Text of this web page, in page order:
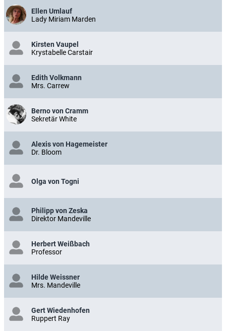
Ellen Umlauf
Lady Miriam Marden
Kirsten Vaupel
Krystabelle Carstair
Edith Volkmann
Mrs. Carrew
Berno von Cramm
Sekretär White
Alexis von Hagemeister
Dr. Bloom
Olga von Togni
Philipp von Zeska
Direktor Mandeville
Herbert Weißbach
Professor
Hilde Weissner
Mrs. Mandeville
Gert Wiedenhofen
Ruppert Ray